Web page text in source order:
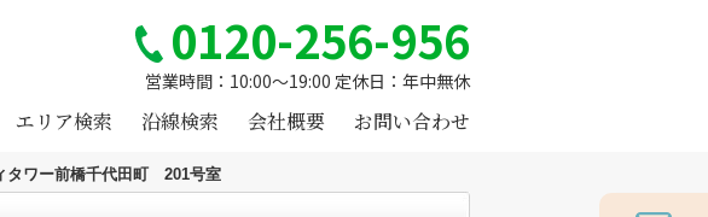
0120-256-956
営業時間：10:00～19:00 定休日：年中無休
エリア検索 沿線検索 会社概要 お問い合わせ
タワー前橋千代田町 201号室